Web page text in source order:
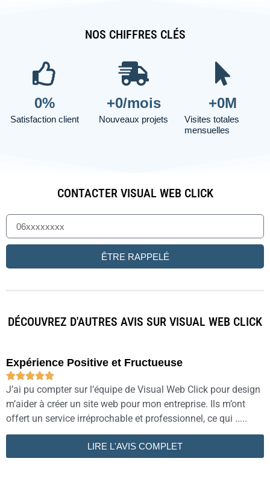
NOS CHIFFRES CLÉS
Satisfaction client
0%
Nouveaux projets
+0/mois
Visites totales
mensuelles
+0M
CONTACTER VISUAL WEB CLICK
ÊTRE RAPPELÉ
DÉCOUVREZ D'AUTRES AVIS SUR VISUAL WEB CLICK
Expérience Positive et Fructueuse

J’ai pu compter sur l’équipe de Visual Web Click pour design
m’aider à créer un site web pour mon entreprise. Ils m’ont
offert un service irréprochable et professionnel, ce qui .....
LIRE L'AVIS COMPLET